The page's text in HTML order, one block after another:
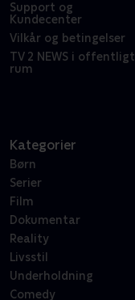
Support og
Kundecenter
Vilkår og betingelser
TV 2 NEWS i offentligt
rum
Kategorier
Børn
Serier
Film
Dokumentar
Reality
Livsstil
Underholdning
Comedy